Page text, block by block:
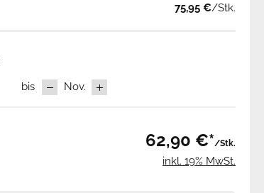
75,95 €/Stk.
bis Nov.
62,90 €*/Stk.
inkl. 19% MwSt.